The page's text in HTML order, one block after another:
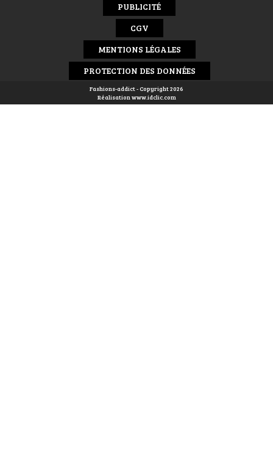
PUBLICITÉ
CGV
MENTIONS LÉGALES
PROTECTION DES DONNÉES
Fashions-addict - Copyright 2026
Réalisationwww.idclic.com